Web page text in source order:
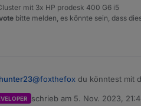
und schauen was vorher noch für
mit 3x HP prodesk 400 G6 i5
bitte melden, es könnte sein, dass
@foxthefox du könntest mit
schrieb am 5. Nov. 2023,
zuletzt editiert von foxthefox